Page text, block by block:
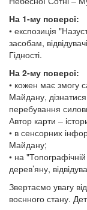
На 1-му поверсі:
• експозиція
засобам,
Гідності.
На 2-му поверсі:
• кожен має змогу
Майдану,
перебування
Автор карти –
• в сенсорних
Майдану;
• на "Топографічній
дерев’яну,
Звертаємо увагу
воєнного стану.